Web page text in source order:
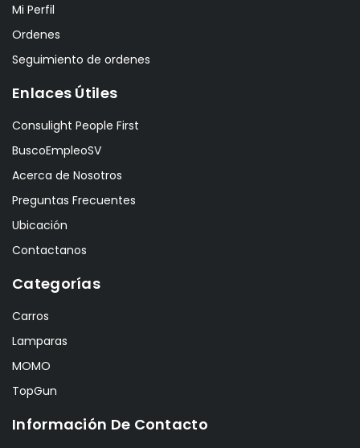
Mi Perfil
Ordenes
Seguimiento de ordenes
Enlaces Útiles
Consulight People First
BuscoEmpleoSV
Acerca de Nosotros
Preguntas Frecuentes
Ubicación
Contactanos
Categorías
Carros
Lamparas
MOMO
TopGun
Información De Contacto